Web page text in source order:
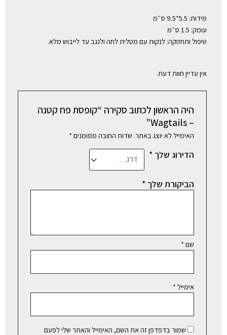
מידות: 5.5*9.5 ס״מ
עומק: 1.5 ס״מ
טיפול ותחזוקה: לנקות עם מטלית לחה ולנגב עד לייבוש מלא.
אין עדיין חוות דעת.
היה הראשון לכתוב סקירה “קופסת פח קטנה
– Wagtails”
האימייל לא יוצג באתר. שדות החובה מסומנים *
הדירוג שלך*
הביקורת שלך*
שם *
אימייל *
שמור בדפדפן זה את השם, האימייל והאתר שלי לפעם